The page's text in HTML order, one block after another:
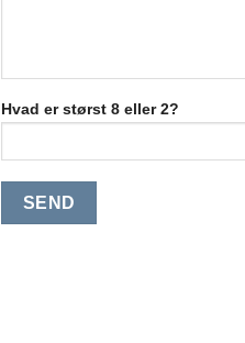
Hvad er størst 8 eller 2?